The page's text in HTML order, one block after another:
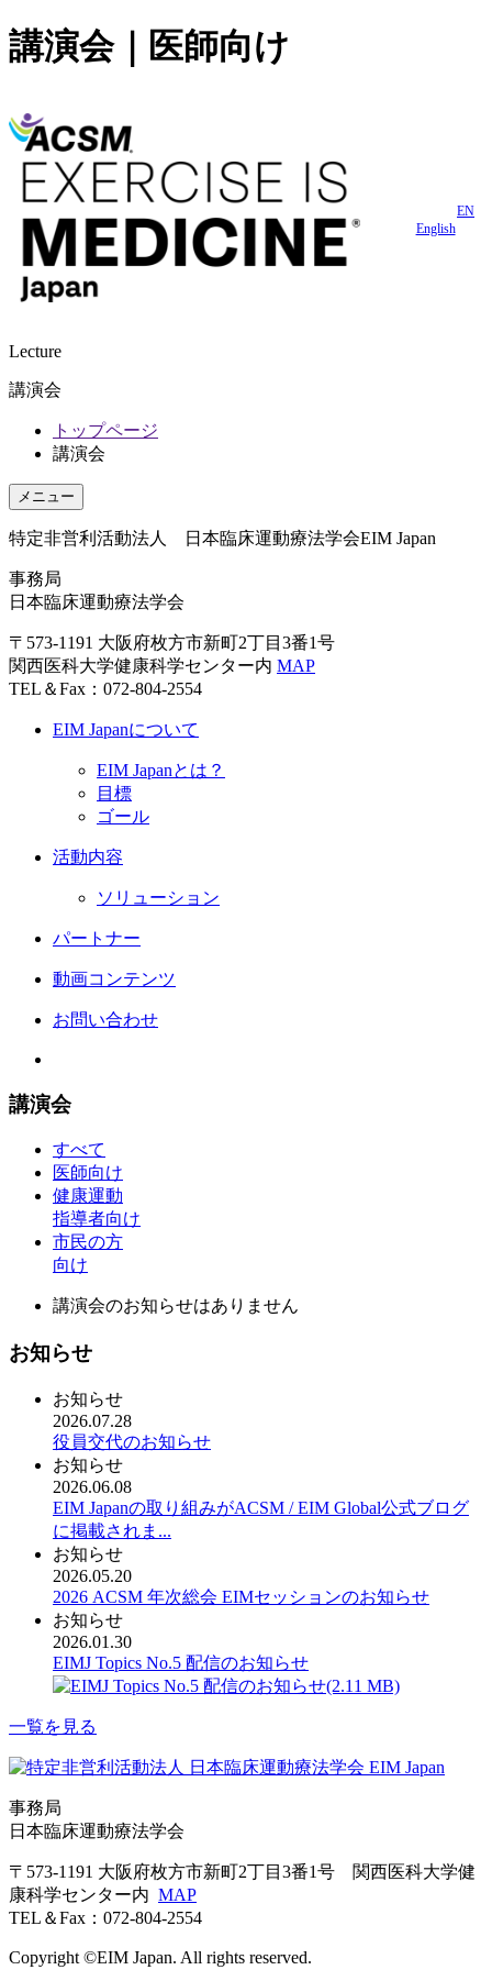
講演会｜医師向け
English
EN
Lecture
講演会
トップページ
講演会
メニュー
特定非営利活動法人 日本臨床運動療法学会EIM Japan
事務局
日本臨床運動療法学会
〒573-1191 大阪府枚方市新町2丁目3番1号
関西医科大学健康科学センター内 MAP
TEL＆Fax：072-804-2554
EIM Japanについて
EIM Japanとは？
目標
ゴール
活動内容
ソリューション
パートナー
動画コンテンツ
お問い合わせ
講演会
すべて
医師向け
健康運動
指導者向け
市民の方
向け
講演会のお知らせはありません
お知らせ
お知らせ
2026.07.28
役員交代のお知らせ
お知らせ
2026.06.08
EIM Japanの取り組みがACSM / EIM Global公式ブログ
に掲載されま...
お知らせ
2026.05.20
2026 ACSM 年次総会 EIMセッションのお知らせ
お知らせ
2026.01.30
EIMJ Topics No.5 配信のお知らせ
(2.11 MB)
一覧を見る
事務局
日本臨床運動療法学会
〒573-1191 大阪府枚方市新町2丁目3番1号 関西医科大学健
康科学センター内 MAP
TEL＆Fax：072-804-2554
Copyright ©EIM Japan. All rights reserved.